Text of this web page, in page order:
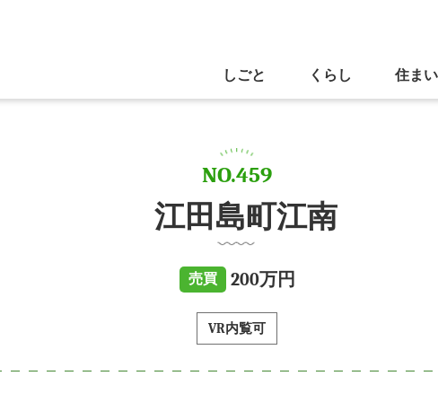
しごと くらし 住まい
NO.459
江田島町江南
売買 200万円
VR内覧可